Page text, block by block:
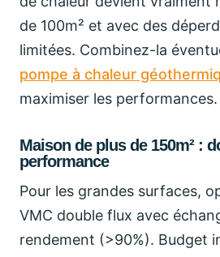
de 100m² et avec des
limitées. Combinez-la
pompe à chaleur
maximiser les performances.
Maison de plus de 150m² :
performance
Pour les grandes surfaces,
VMC double flux avec
rendement (>90%). Budget